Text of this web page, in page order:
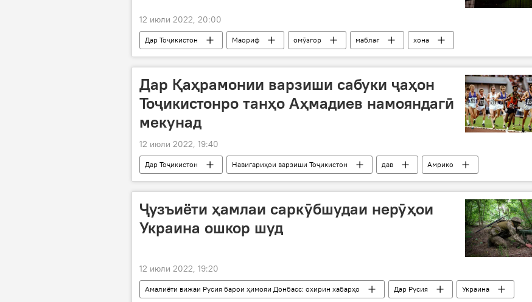
12 июли 2022, 20:00
Дар Тоҷикистон Маориф омӯзгор маблағ хона
Дар Қаҳрамонии варзиши сабуки ҷаҳон
Тоҷикистонро танҳо Аҳмадиев намояндагӣ
мекунад
12 июли 2022, 19:40
Дар Тоҷикистон Навигариҳои варзиши Тоҷикистон дав
Амрико
варзиши сабук
Ҷузъиёти ҳамлаи саркӯбшудаи нерӯҳои
Украина ошкор шуд
12 июли 2022, 19:20
Амалиёти вижаи Русия барои ҳимояи Донбасс: охирин хабарҳо Дар Русия
Украина